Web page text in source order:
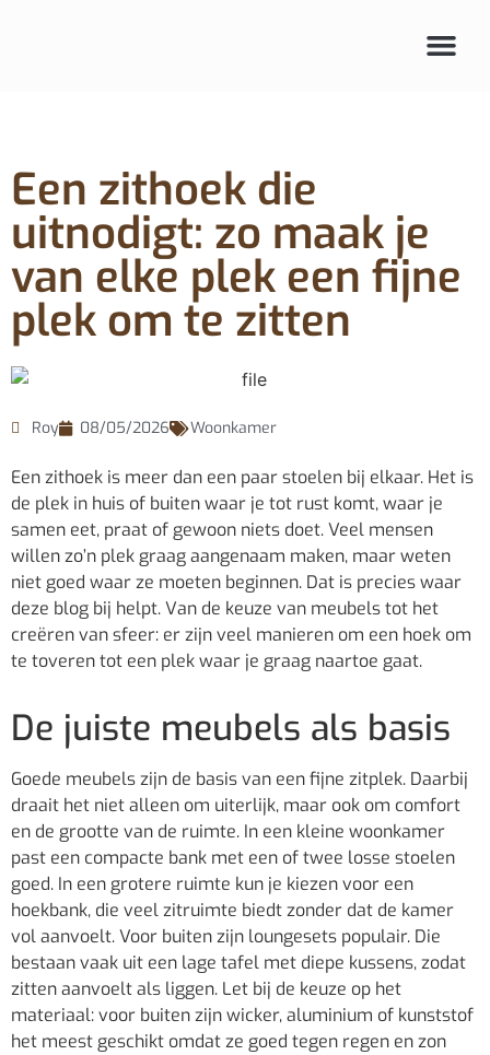
Een zithoek die
uitnodigt: zo maak je
van elke plek een fijne
plek om te zitten
Roy 08/05/2026 Woonkamer
Een zithoek is meer dan een paar stoelen bij elkaar. Het is
de plek in huis of buiten waar je tot rust komt, waar je
samen eet, praat of gewoon niets doet. Veel mensen
willen zo’n plek graag aangenaam maken, maar weten
niet goed waar ze moeten beginnen. Dat is precies waar
deze blog bij helpt. Van de keuze van meubels tot het
creëren van sfeer: er zijn veel manieren om een hoek om
te toveren tot een plek waar je graag naartoe gaat.
De juiste meubels als basis
Goede meubels zijn de basis van een fijne zitplek. Daarbij
draait het niet alleen om uiterlijk, maar ook om comfort
en de grootte van de ruimte. In een kleine woonkamer
past een compacte bank met een of twee losse stoelen
goed. In een grotere ruimte kun je kiezen voor een
hoekbank, die veel zitruimte biedt zonder dat de kamer
vol aanvoelt. Voor buiten zijn loungesets populair. Die
bestaan vaak uit een lage tafel met diepe kussens, zodat
zitten aanvoelt als liggen. Let bij de keuze op het
materiaal: voor buiten zijn wicker, aluminium of kunststof
het meest geschikt omdat ze goed tegen regen en zon